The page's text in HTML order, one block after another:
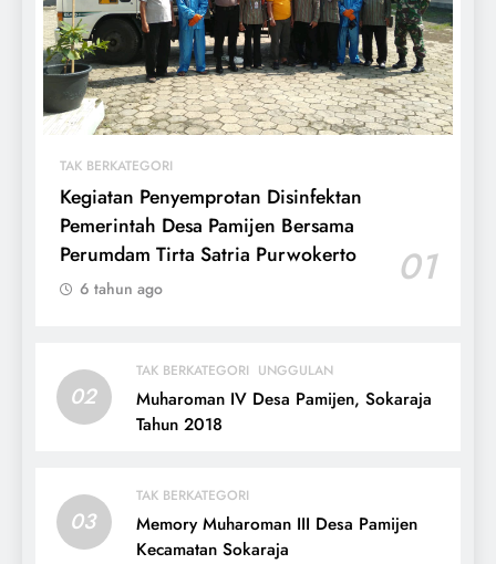
TAK BERKATEGORI
Kegiatan Penyemprotan Disinfektan
Pemerintah Desa Pamijen Bersama
Perumdam Tirta Satria Purwokerto
01
6 tahun ago
02
TAK BERKATEGORI UNGGULAN
Muharoman IV Desa Pamijen, Sokaraja
Tahun 2018
03
TAK BERKATEGORI
Memory Muharoman III Desa Pamijen
Kecamatan Sokaraja